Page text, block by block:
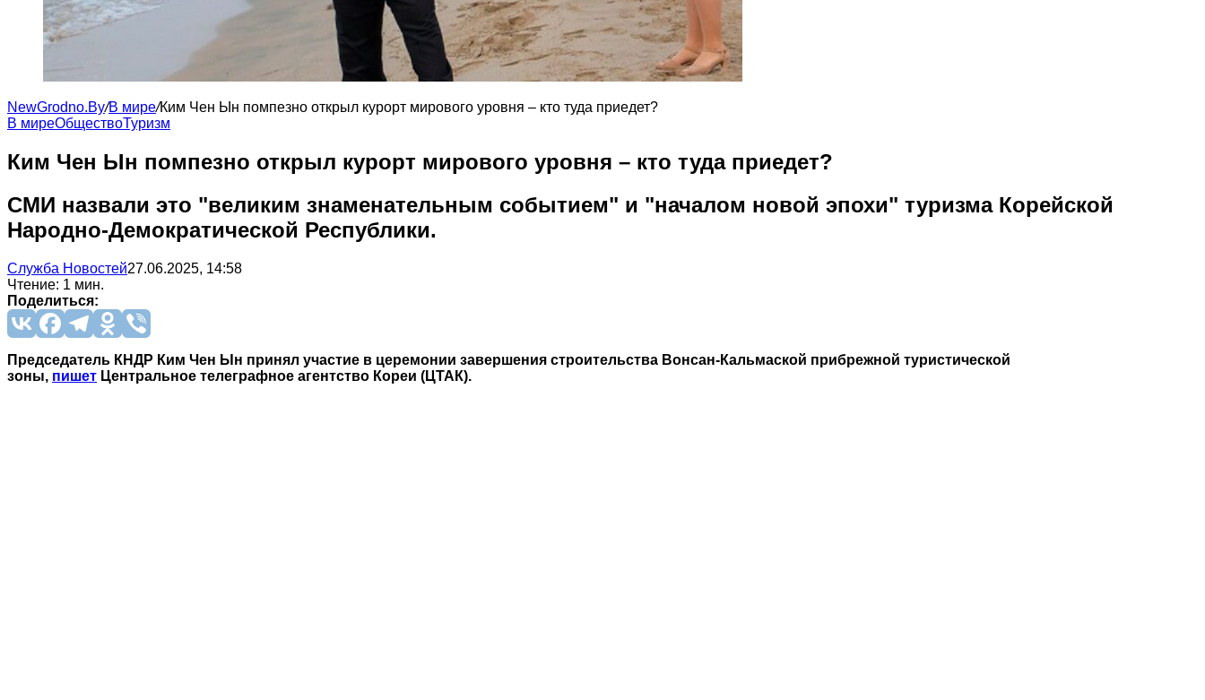
NewGrodno.By/В мире/Ким Чен Ын помпезно открыл курорт мирового уровня – кто туда приедет?
В миреОбществоТуризм
Ким Чен Ын помпезно открыл курорт мирового уровня – кто туда приедет?
СМИ назвали это "великим знаменательным событием" и "началом новой эпохи" туризма Корейской
Народно-Демократической Республики.
Служба Новостей27.06.2025, 14:58
Чтение: 1 мин.
Поделиться:
Председатель КНДР Ким Чен Ын принял участие в церемонии завершения строительства Вонсан-Кальмаской прибрежной туристической
зоны, пишет Центральное телеграфное агентство Кореи (ЦТАК).